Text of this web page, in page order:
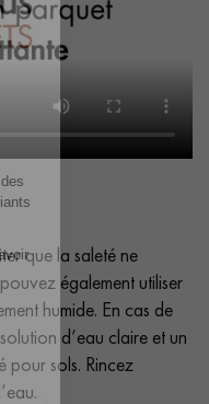
que la saleté ne
également utiliser
humide. En cas de
d’eau claire et un
sols. Rincez